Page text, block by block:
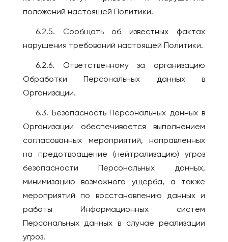
положений настоящей Политики.
6.2.5. Сообщать об известных фактах
нарушения требований настоящей Политики.
6.2.6. Ответственному за организацию
Обработки Персональных данных в
Организации.
6.3. Безопасность Персональных данных в
Организации обеспечивается выполнением
согласованных мероприятий, направленных
на предотвращение (нейтрализацию) угроз
безопасности Персональных данных,
минимизацию возможного ущерба, а также
мероприятий по восстановлению данных и
работы Информационных систем
Персональных данных в случае реализации
угроз.